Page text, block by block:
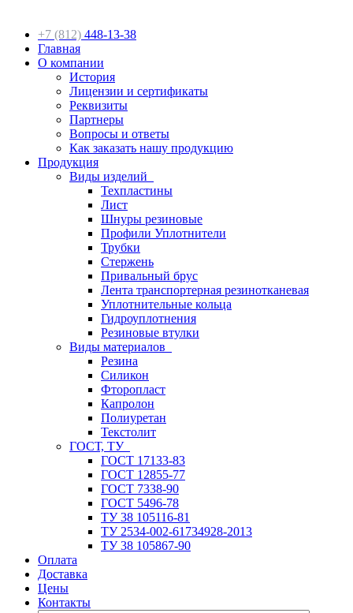
+7 (812) 448-13-38
Главная
О компании
История
Лицензии и сертификаты
Реквизиты
Партнеры
Вопросы и ответы
Как заказать нашу продукцию
Продукция
Виды изделий
Техпластины
Лист
Шнуры резиновые
Профили Уплотнители
Трубки
Стержень
Привальный брус
Лента транспортерная резинотканевая
Уплотнительные кольца
Гидроуплотнения
Резиновые втулки
Виды материалов
Резина
Силикон
Фторопласт
Капролон
Полиуретан
Текстолит
ГОСТ, ТУ
ГОСТ 17133-83
ГОСТ 12855-77
ГОСТ 7338-90
ГОСТ 5496-78
ТУ 38 105116-81
ТУ 2534-002-61734928-2013
ТУ 38 105867-90
Оплата
Доставка
Цены
Контакты